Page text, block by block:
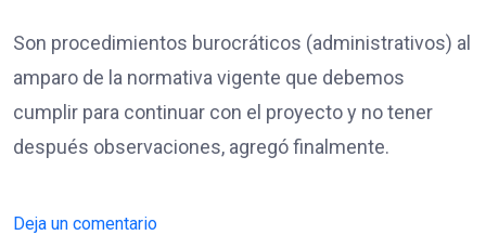
Son procedimientos burocráticos (administrativos) al
amparo de la normativa vigente que debemos
cumplir para continuar con el proyecto y no tener
después observaciones, agregó finalmente.
Deja un comentario